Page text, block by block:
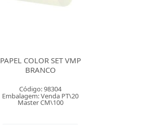
PAPEL COLOR SET VMP
BRANCO
Código: 98304
Embalagem: Venda PT\20
Master CM\100